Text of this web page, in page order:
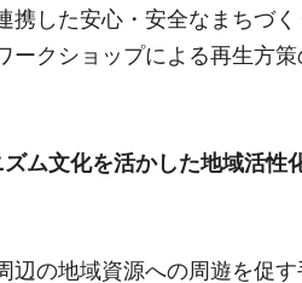
携した安心・安全なまちづく
ークショップによる再生方
ズム文化を活かした地域活性
辺の地域資源への周遊を促